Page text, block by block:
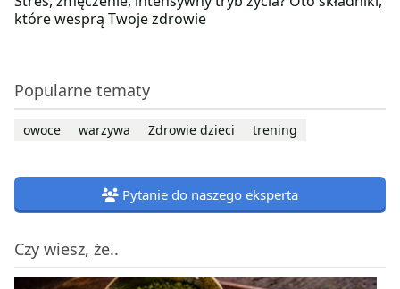
które wesprą Twoje zdrowie
Popularne tematy
owoce warzywa Zdrowie dzieci trening
Pytanie do naszego eksperta
Czy wiesz, że..